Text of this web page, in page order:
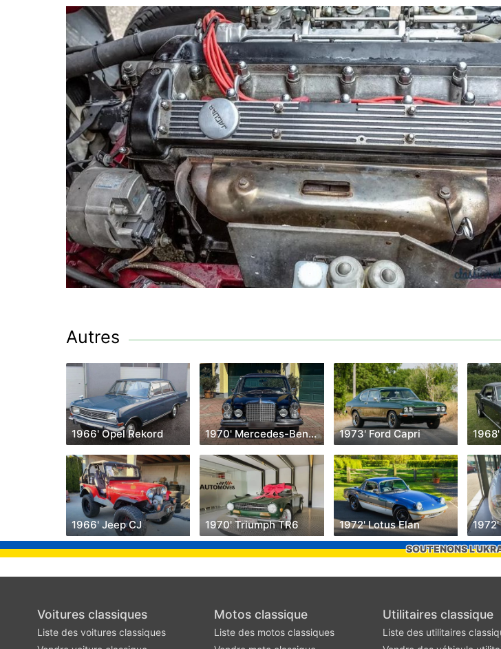
Autres
1966' Opel Rekord 1970' Mercedes-Benz S-Klasse 1973' Ford Capri
1966' Jeep CJ 1970' Triumph TR6 1972' Lotus Elan
SOUTENONS
Voitures classiques
Liste des voitures classiques
Motos classique
Liste des motos classiques
Utilitaires classique
Liste des utilitaires